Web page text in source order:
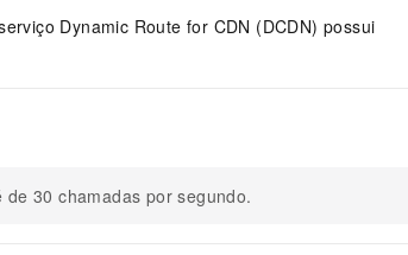
Dynamic Route for CDN (DCDN) possui
30 chamadas por segundo.